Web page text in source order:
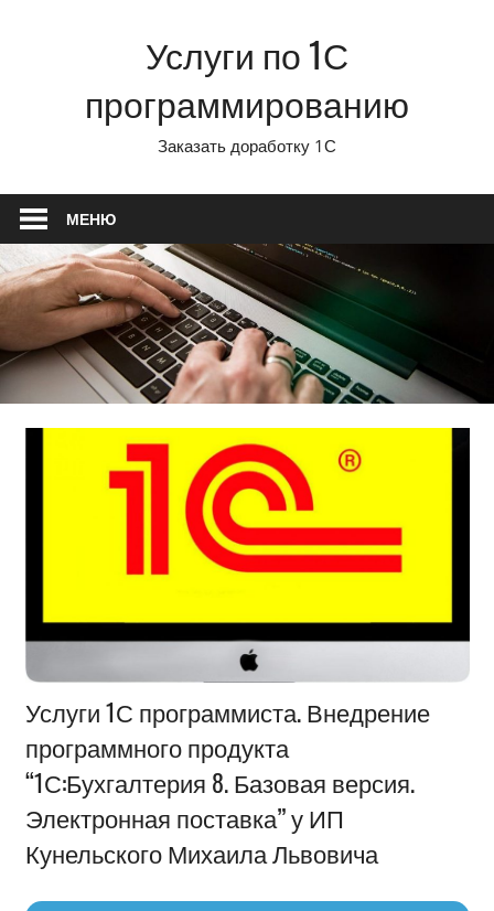
Услуги по 1С
программированию
Заказать доработку 1С
МЕНЮ
Информация
Услуги 1С программиста. Внедрение
программного продукта
“1С:Бухгалтерия 8. Базовая версия.
Электронная поставка” у ИП
Кунельского Михаила Львовича